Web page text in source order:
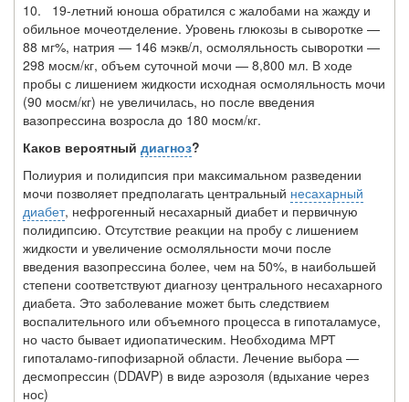
10. 19-летний юноша обратился с жалобами на жажду и
обильное мочеотделение. Уровень глюкозы в сыворотке —
88 мг%, натрия — 146 мэкв/л, осмоляльность сыворотки —
298 мосм/кг, объем суточной мочи — 8,800 мл. В ходе
пробы с ли­шением жидкости исходная осмоляльность мочи
(90 мосм/кг) не увеличилась, но после введения
вазопрессина возросла до 180 мосм/кг.
Каков вероятный диагноз?
Полиурия и полидипсия при максимальном разведении
мочи позволяет предпо­лагать центральный несахарный
диабет, нефрогенный несахарный диабет и первич­ную
полидипсию. Отсутствие реакции на пробу с лишением
жидкости и увеличение осмоляльности мочи после
введения вазопрессина более, чем на 50%, в наибольшей
степени соответствуют диагнозу центрального несахарного
диабета. Это заболева­ние может быть следствием
воспалительного или объемного процесса в гипоталаму­се,
но часто бывает идиопатическим. Необходима МРТ
гипоталамо-гипофизарной области. Лечение выбора —
десмопрессин (DDAVP) в виде аэрозоля (вдыхание че­рез
нос)